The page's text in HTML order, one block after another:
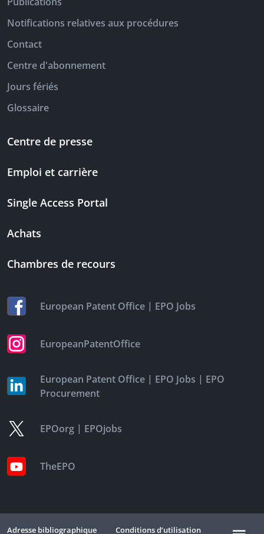
Notifications relatives aux procédures
Contact
Centre d'abonnement
Jours fériés
Glossaire
Centre de presse
Emploi et carrière
Single Access Portal
Achats
Chambres de recours
European Patent Office | EPO Jobs
EuropeanPatentOffice
European Patent Office | EPO Jobs | EPO
Procurement
EPOorg | EPOjobs
TheEPO
Adresse bibliographique Conditions d’utilisation